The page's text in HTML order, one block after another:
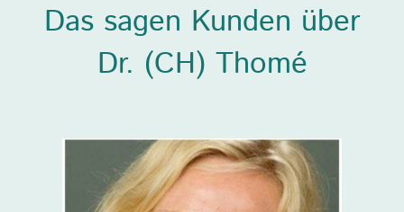
Das sagen Kunden über
Dr. (CH) Thomé